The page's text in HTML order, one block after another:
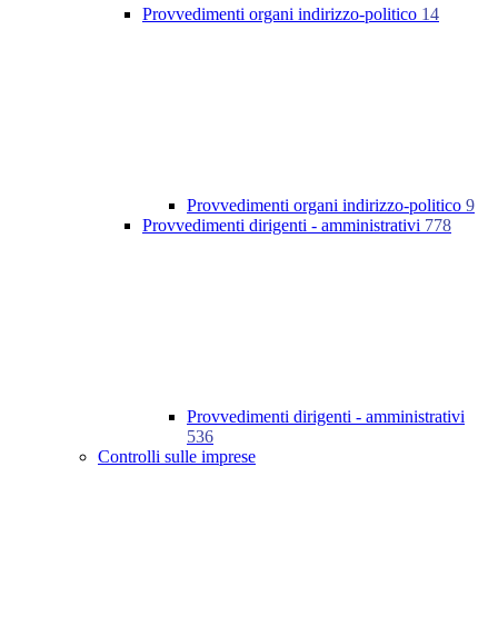
Provvedimenti organi indirizzo-politico 14
Provvedimenti organi indirizzo-politico 9
Provvedimenti dirigenti - amministrativi 778
Provvedimenti dirigenti - amministrativi
536
Controlli sulle imprese